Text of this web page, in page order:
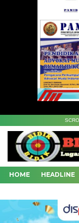
HOME HEADLINE